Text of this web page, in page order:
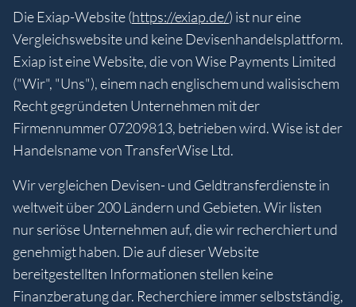
Die Exiap-Website (https://exiap.de/) ist nur eine
Vergleichswebsite und keine Devisenhandelsplattform.
Exiap ist eine Website, die von Wise Payments Limited
("Wir", "Uns"), einem nach englischem und walisischem
Recht gegründeten Unternehmen mit der
Firmennummer 07209813, betrieben wird. Wise ist der
Handelsname von TransferWise Ltd.
Wir vergleichen Devisen- und Geldtransferdienste in
weltweit über 200 Ländern und Gebieten. Wir listen
nur seriöse Unternehmen auf, die wir recherchiert und
genehmigt haben. Die auf dieser Website
bereitgestellten Informationen stellen keine
Finanzberatung dar. Recherchiere immer selbstständig,